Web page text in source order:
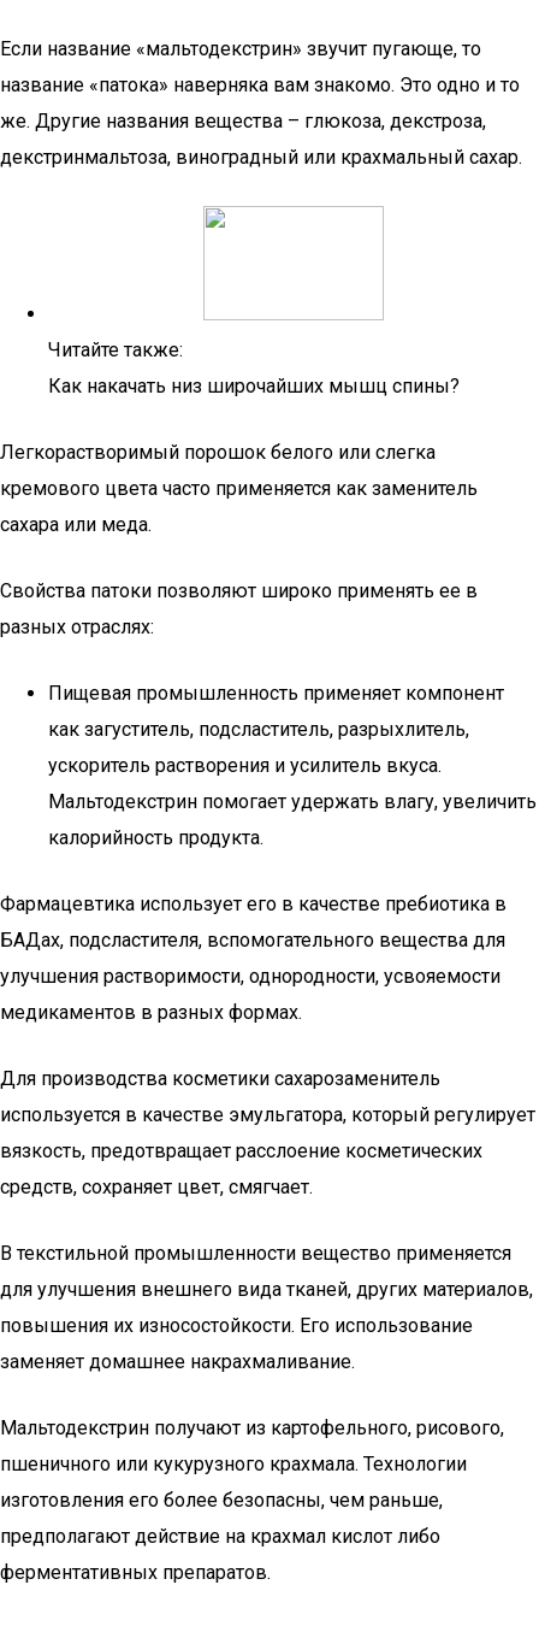
Если название «мальтодекстрин» звучит пугающе, то
название «патока» наверняка вам знакомо. Это одно и то
же. Другие названия вещества – глюкоза, декстроза,
декстринмальтоза, виноградный или крахмальный сахар.
Читайте также:
Как накачать низ широчайших мышц спины?
Легкорастворимый порошок белого или слегка
кремового цвета часто применяется как заменитель
сахара или меда.
Свойства патоки позволяют широко применять ее в
разных отраслях:
Пищевая промышленность применяет компонент
как загуститель, подсластитель, разрыхлитель,
ускоритель растворения и усилитель вкуса.
Мальтодекстрин помогает удержать влагу, увеличить
калорийность продукта.
Фармацевтика использует его в качестве пребиотика в
БАДах, подсластителя, вспомогательного вещества для
улучшения растворимости, однородности, усвояемости
медикаментов в разных формах.
Для производства косметики сахарозаменитель
используется в качестве эмульгатора, который регулирует
вязкость, предотвращает расслоение косметических
средств, сохраняет цвет, смягчает.
В текстильной промышленности вещество применяется
для улучшения внешнего вида тканей, других материалов,
повышения их износостойкости. Его использование
заменяет домашнее накрахмаливание.
Мальтодекстрин получают из картофельного, рисового,
пшеничного или кукурузного крахмала. Технологии
изготовления его более безопасны, чем раньше,
предполагают действие на крахмал кислот либо
ферментативных препаратов.